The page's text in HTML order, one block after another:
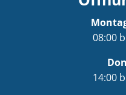
08:00
14:00